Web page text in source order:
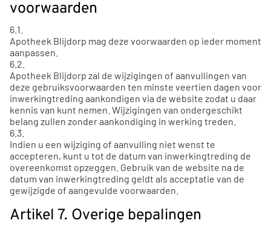
voorwaarden
6.1.
Apotheek Blijdorp mag deze voorwaarden op ieder moment
aanpassen.
6.2.
Apotheek Blijdorp zal de wijzigingen of aanvullingen van
deze gebruiksvoorwaarden ten minste veertien dagen voor
inwerkingtreding aankondigen via de website zodat u daar
kennis van kunt nemen. Wijzigingen van ondergeschikt
belang zullen zonder aankondiging in werking treden.
6.3.
Indien u een wijziging of aanvulling niet wenst te
accepteren, kunt u tot de datum van inwerkingtreding de
overeenkomst opzeggen. Gebruik van de website na de
datum van inwerkingtreding geldt als acceptatie van de
gewijzigde of aangevulde voorwaarden.
Artikel 7. Overige bepalingen